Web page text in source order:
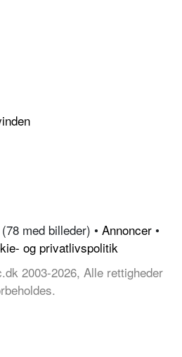
med billeder) • Annoncer•
og privatlivspolitik
2003-2026, Alle rettigheder